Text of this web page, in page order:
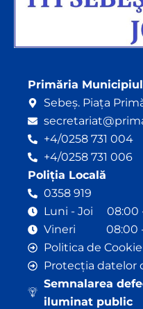
Primăria
Sebeș. Piața
+4/0258 731 004
+4/0258 731 006
Poliția Locală
0358 919
Luni - Joi 08:00 -
Vineri 08:00 -
Politica de
Protecția datelor
Semnalarea
iluminat public